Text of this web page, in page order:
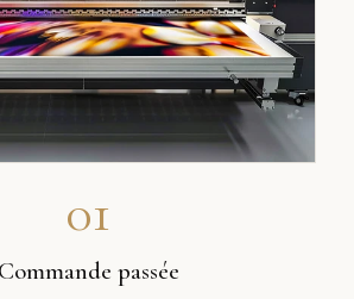
01
Commande passée